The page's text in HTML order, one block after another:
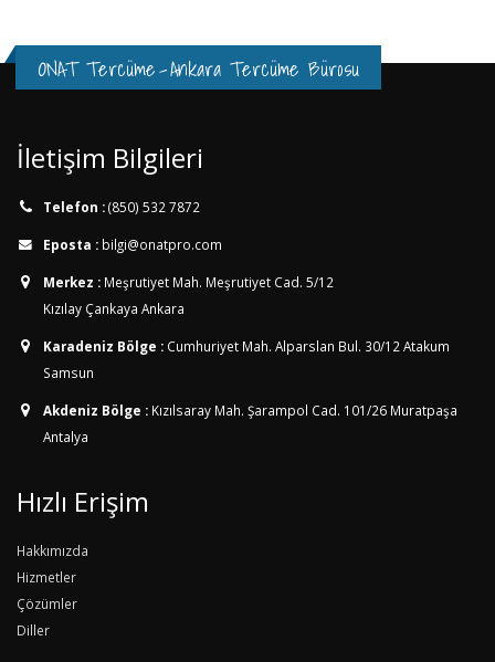
ONAT Tercüme-Ankara Tercüme Bürosu
İletişim Bilgileri
Telefon :(850) 532 7872
Eposta : bilgi@onatpro.com
Merkez : Meşrutiyet Mah. Meşrutiyet Cad. 5/12
Kızılay Çankaya Ankara
Karadeniz Bölge : Cumhuriyet Mah. Alparslan Bul. 30/12 Atakum
Samsun
Akdeniz Bölge : Kızılsaray Mah. Şarampol Cad. 101/26 Muratpaşa
Antalya
Hızlı Erişim
Hakkımızda
Hizmetler
Çözümler
Diller